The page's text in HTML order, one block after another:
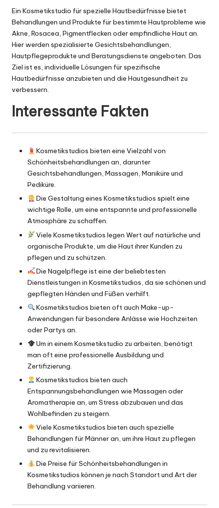
Ein Kosmetikstudio für spezielle Hautbedürfnisse bietet
Behandlungen und Produkte für bestimmte Hautprobleme wie
Akne, Rosacea, Pigmentflecken oder empfindliche Haut an.
Hier werden spezialisierte Gesichtsbehandlungen,
Hautpflegeprodukte und Beratungsdienste angeboten. Das
Ziel ist es, individuelle Lösungen für spezifische
Hautbedürfnisse anzubieten und die Hautgesundheit zu
verbessern.
Interessante Fakten
Kosmetikstudios bieten eine Vielzahl von
Schönheitsbehandlungen an, darunter
Gesichtsbehandlungen, Massagen, Maniküre und
Pediküre.
Die Gestaltung eines Kosmetikstudios spielt eine
wichtige Rolle, um eine entspannte und professionelle
Atmosphäre zu schaffen.
Viele Kosmetikstudios legen Wert auf natürliche und
organische Produkte, um die Haut ihrer Kunden zu
pflegen und zu schützen.
Die Nagelpflege ist eine der beliebtesten
Dienstleistungen in Kosmetikstudios, da sie schönen und
gepflegten Händen und Füßen verhilft.
Kosmetikstudios bieten oft auch Make-up-
Anwendungen für besondere Anlässe wie Hochzeiten
oder Partys an.
Um in einem Kosmetikstudio zu arbeiten, benötigt
man oft eine professionelle Ausbildung und
Zertifizierung.
Kosmetikstudios bieten auch
Entspannungsbehandlungen wie Massagen oder
Aromatherapie an, um Stress abzubauen und das
Wohlbefinden zu steigern.
Viele Kosmetikstudios bieten auch spezielle
Behandlungen für Männer an, um ihre Haut zu pflegen
und zu revitalisieren.
Die Preise für Schönheitsbehandlungen in
Kosmetikstudios können je nach Standort und Art der
Behandlung variieren.